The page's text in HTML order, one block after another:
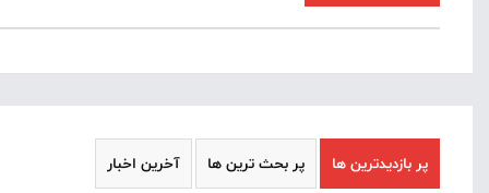
پر بازدیدترین ها پر بحث ترین ها آخرین اخبار